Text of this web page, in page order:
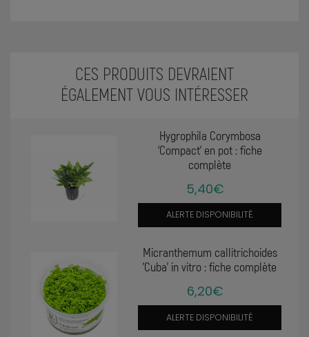
CES PRODUITS DEVRAIENT
ÉGALEMENT VOUS INTÉRESSER
Hygrophila Corymbosa
‘Compact’ en pot : fiche
complète
5,40€
ALERTE DISPONIBILITÉ
Micranthemum callitrichoides
'Cuba' in vitro : fiche complète
6,20€
ALERTE DISPONIBILITÉ